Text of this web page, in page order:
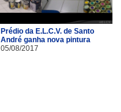
Prédio da E.L.C.V. de Santo
André ganha nova pintura
05/08/2017